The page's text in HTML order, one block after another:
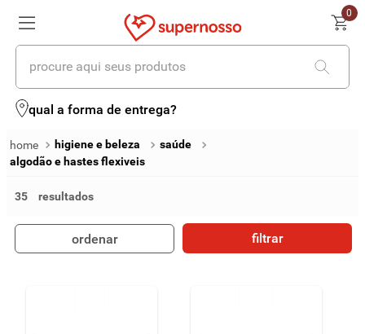
0
procure aqui seus produtos
qual a forma de entrega?
higiene e beleza
saúde
algodão e hastes flexiveis
35
ordenar filtrar
termos mais buscados
2º leite
3º cafe
iogurte